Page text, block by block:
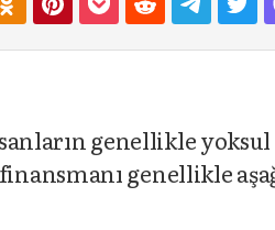
genellikle
genellikle